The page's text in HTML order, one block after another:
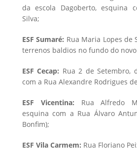
da escola Dagoberto, esquina
Silva;
ESF Sumaré: Rua Maria Lopes de
terrenos baldios no fundo do novo
ESF Cecap: Rua 2 de Setembro,
com a Rua Alexandre Rodrigues
ESF Vicentina: Rua Alfredo
esquina com a Rua Álvaro
Bonfim);
ESF Vila Carmem: Rua Floriano